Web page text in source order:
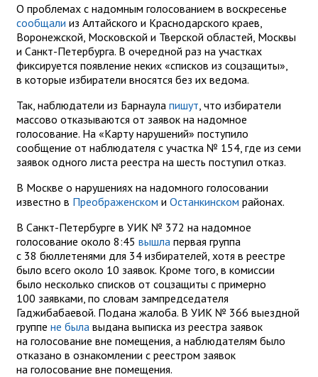
О проблемах с надомным голосованием в воскресенье
сообщали из Алтайского и Краснодарского краев,
Воронежской, Московской и Тверской областей, Москвы
и Санкт-Петербурга. В очередной раз на участках
фиксируется появление неких «списков из соцзащиты»,
в которые избиратели вносятся без их ведома.
Так, наблюдатели из Барнаула пишут , что избиратели
массово отказываются от заявок на надомное
голосование. На «Карту нарушений» поступило
сообщение от наблюдателя с участка № 154, где из семи
заявок одного листа реестра на шесть поступил отказ.
В Москве о нарушениях на надомного голосовании
известно в Преображенском и Останкинском районах.
В Санкт-Петербурге в УИК № 372 на надомное
голосование около 8:45 вышла первая группа
с 38 бюллетенями для 34 избирателей, хотя в реестре
было всего около 10 заявок. Кроме того, в комиссии
было несколько списков от соцзащиты с примерно
100 заявками, по словам зампредседателя
Гаджибабаевой. Подана жалоба. В УИК № 366 выездной
группе не была выдана выписка из реестра заявок
на голосование вне помещения, а наблюдателям было
отказано в ознакомлении с реестром заявок
на голосование вне помещения.